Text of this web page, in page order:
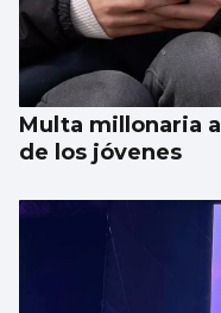
UNIVERSIDAD
La UVigo mejoró
rankings
Multa millonaria
de los jóvenes